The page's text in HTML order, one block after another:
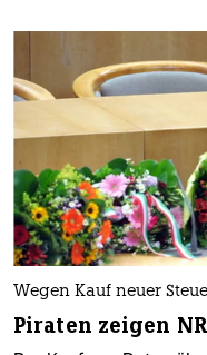
Wegen Kauf neuer
Piraten zeigen